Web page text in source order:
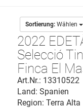
Sortierung: Wählen
2022
Selecció
Finca El
D.O.
Art.Nr.: 13310522
Region: Terra Alta
Land: Spanien